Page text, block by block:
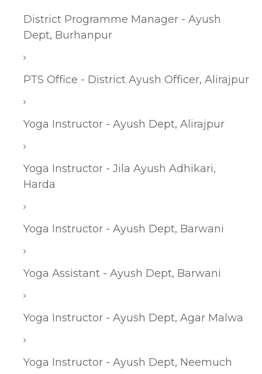
District Programme Manager - Ayush
Dept, Burhanpur
PTS Office - District Ayush Officer, Alirajpur
Yoga Instructor - Ayush Dept, Alirajpur
Yoga Instructor - Jila Ayush Adhikari,
Harda
Yoga Instructor - Ayush Dept, Barwani
Yoga Assistant - Ayush Dept, Barwani
Yoga Instructor - Ayush Dept, Agar Malwa
Yoga Instructor - Ayush Dept, Neemuch